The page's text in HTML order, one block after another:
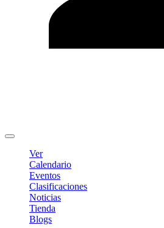
Ver
Calendario
Eventos
Clasificaciones
Noticias
Tienda
Blogs